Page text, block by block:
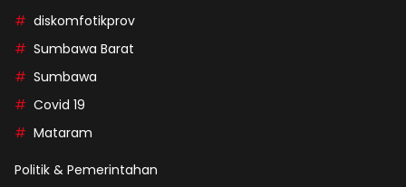
diskomfotikprov
Sumbawa Barat
Sumbawa
Covid 19
Mataram
Politik & Pemerintahan